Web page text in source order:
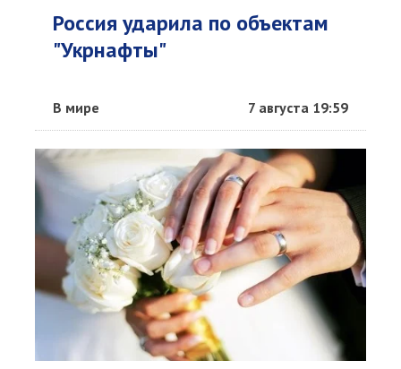
Россия ударила по объектам
"Укрнафты"
В мире 7 августа 19:59